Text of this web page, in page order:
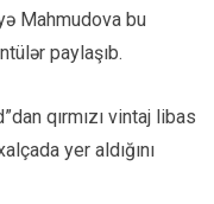
Mahmudova bu
paylaşıb.
qırmızı vintaj libas
yer aldığını